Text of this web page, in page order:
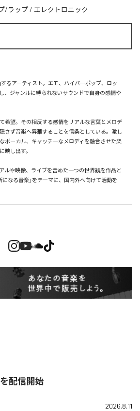
/ラップ / エレクトロニック
るアーティスト。エモ、ハイパーポップ、ロッ
、ジャンルに縛られないサウンドで自身の感情や
希望。その相反する感情をリアルな言葉とメロデ
さず音楽へ昇華することを信条としている。激し
ボーカル、キャッチーなメロディを融合させた楽
映し出す。
ルや映像、ライブを含めた一つの世界観を作品と
になる音楽」をテーマに、国内外へ向けて活動を
を配信開始
2026.8.11